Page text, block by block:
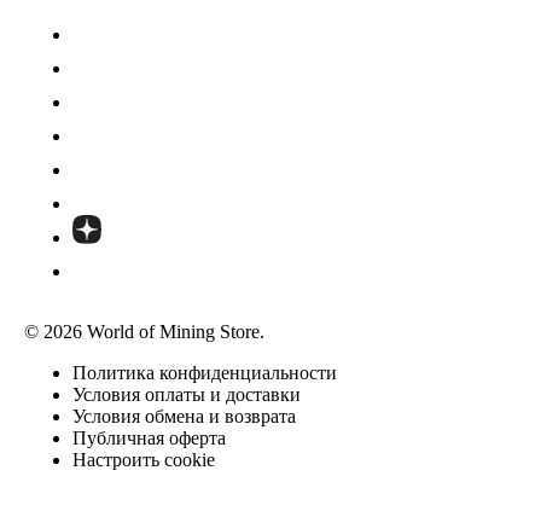
© 2026 World of Mining Store.
Политика конфиденциальности
Условия оплаты и доставки
Условия обмена и возврата
Публичная оферта
Настроить cookie